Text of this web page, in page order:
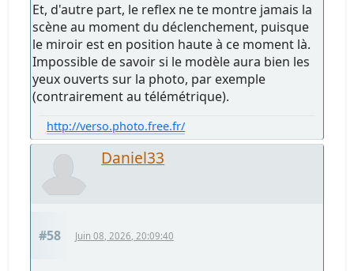
Et, d'autre part, le reflex ne te montre jamais la
scène au moment du déclenchement, puisque
le miroir est en position haute à ce moment là.
Impossible de savoir si le modèle aura bien les
yeux ouverts sur la photo, par exemple
(contrairement au télémétrique).
http://verso.photo.free.fr/
Daniel33
#58 Juin 08, 2026, 20:09:40